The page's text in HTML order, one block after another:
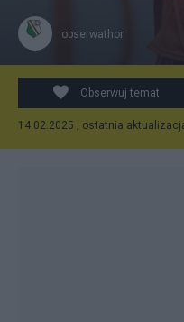
Fot: piast-gliwice.eu
obserwathor
Obserwuj temat
14.02.2025 , ostatnia